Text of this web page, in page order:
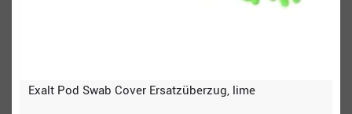
Exalt Pod Swab Cover Ersatzüberzug, lime